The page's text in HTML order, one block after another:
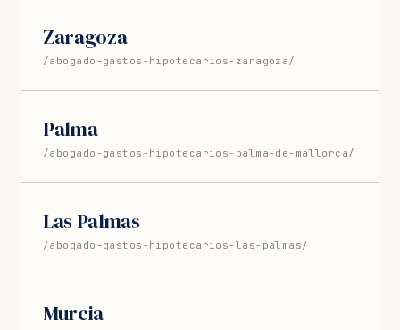
Zaragoza
/abogado-gastos-hipotecarios-zaragoza/
Palma
/abogado-gastos-hipotecarios-palma-de-mallorca/
Las Palmas
/abogado-gastos-hipotecarios-las-palmas/
Murcia